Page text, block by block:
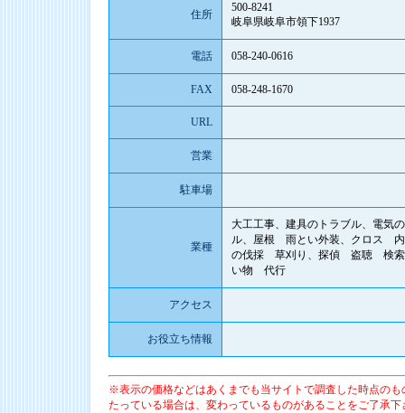
住所
500-8241
岐阜県岐阜市領下1937
電話 058-240-0616
FAX 058-248-1670
URL
営業
駐車場
業種
大工工事、建具のトラブル、電気
ル、屋根 雨とい外装、クロス 内
の伐採 草刈り、探偵 盗聴 検索
い物 代行
アクセス
お役立ち情報
※表示の価格などはあくまでも当サイトで調査した時点の
たっている場合は、変わっているものがあることをご了承